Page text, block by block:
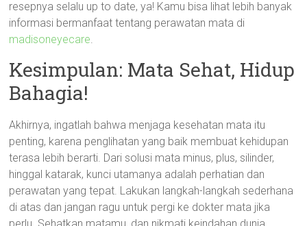
resepnya selalu up to date, ya! Kamu bisa lihat lebih banyak
informasi bermanfaat tentang perawatan mata di
madisoneyecare.
Kesimpulan: Mata Sehat, Hidup
Bahagia!
Akhirnya, ingatlah bahwa menjaga kesehatan mata itu
penting, karena penglihatan yang baik membuat kehidupan
terasa lebih berarti. Dari solusi mata minus, plus, silinder,
hinggal katarak, kunci utamanya adalah perhatian dan
perawatan yang tepat. Lakukan langkah-langkah sederhana
di atas dan jangan ragu untuk pergi ke dokter mata jika